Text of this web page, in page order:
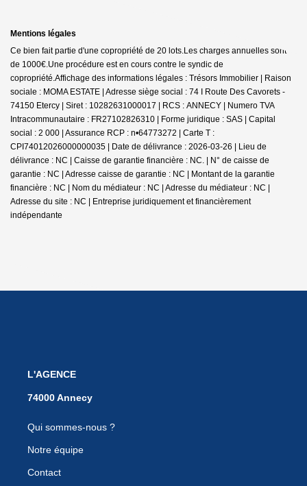
Mentions légales
Ce bien fait partie d'une copropriété de 20 lots.Les charges annuelles sont
de 1000€. Une procédure est en cours contre le syndic de
copropriété. Affichage des informations légales : Trésors Immobilier | Raison
sociale : MOMA ESTATE | Adresse siège social : 74 I Route Des Cavorets -
74150 Etercy | Siret : 10282631000017 | RCS : ANNECY | Numero TVA
Intracommunautaire : FR27102826310 | Forme juridique : SAS | Capital
social : 2 000 | Assurance RCP : n•64773272 | Carte T :
CPI74012026000000035 | Date de délivrance : 2026-03-26 | Lieu de
délivrance : NC | Caisse de garantie financière : NC. | N° de caisse de
garantie : NC | Adresse caisse de garantie : NC | Montant de la garantie
financière : NC | Nom du médiateur : NC | Adresse du médiateur : NC |
Adresse du site : NC | Entreprise juridiquement et financièrement
indépendante
L'AGENCE
Qui sommes-nous ?
Notre équipe
Contact